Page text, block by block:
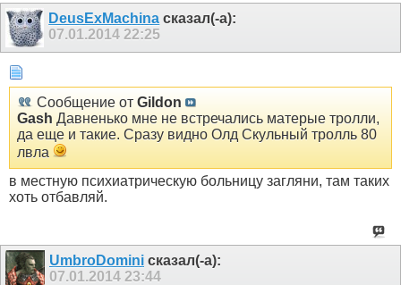
DeusExMachina сказал(-а):
07.01.201422:25
Сообщение от Gildon
Gash Давненько мне не встречались матерые тролли,
да еще и такие. Сразу видно Олд Скульный тролль 80
лвла
в местную психиатрическую больницу загляни, там таких
хоть отбавляй.
UmbroDomini сказал(-а):
07.01.2014 23:44